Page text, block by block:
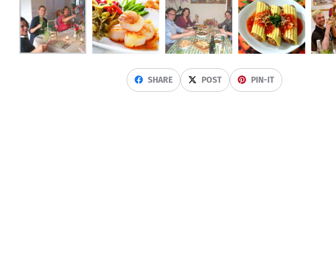
SHARE POST PIN-IT